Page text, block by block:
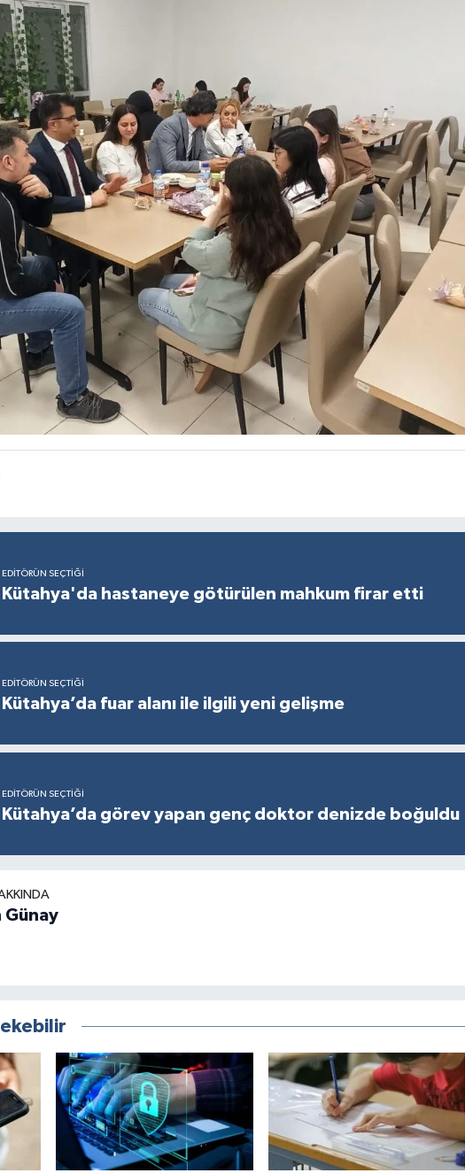
EDITÖRÜN SEÇTIĞI
Kütahya'da hastaneye götürülen mahkum firar etti
EDITÖRÜN SEÇTIĞI
Kütahya’da fuar alanı ile ilgili yeni gelişme
EDITÖRÜN SEÇTIĞI
Kütahya’da görev yapan genç doktor denizde boğuldu
Günay